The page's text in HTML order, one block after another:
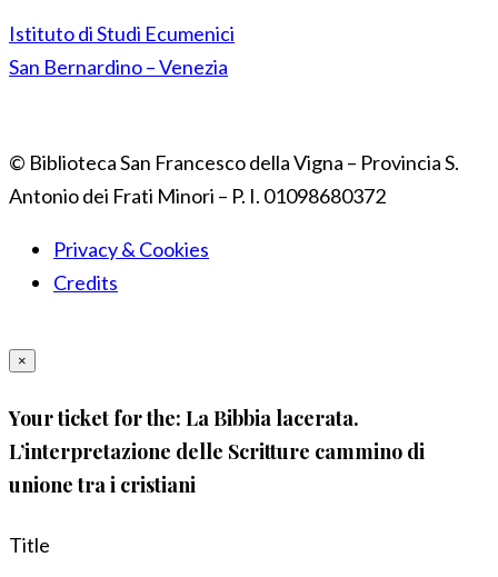
Istituto di Studi Ecumenici
San Bernardino – Venezia
© Biblioteca San Francesco della Vigna – Provincia S.
Antonio dei Frati Minori – P. I. 01098680372
Privacy & Cookies
Credits
×
Your ticket for the: La Bibbia lacerata.
L’interpretazione delle Scritture cammino di
unione tra i cristiani
Title